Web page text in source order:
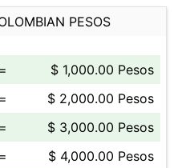
PESOS
=
$ 1,000.00 Pesos
=
$ 2,000.00 Pesos
=
$ 3,000.00 Pesos
=
$ 4,000.00 Pesos